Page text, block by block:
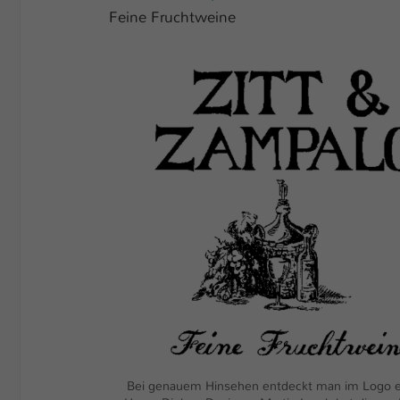
Bei genauem Hinsehen entdeckt man im Logo
Feine Fruchtweine